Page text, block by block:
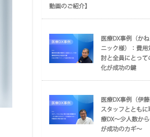
動画のご紹介】
医療DX事例（か
ニック様）：費用
討と全員にとって
化が成功の鍵
医療DX事例（伊藤
スタッフとともに
療DX～少人数か
が成功のカギ～